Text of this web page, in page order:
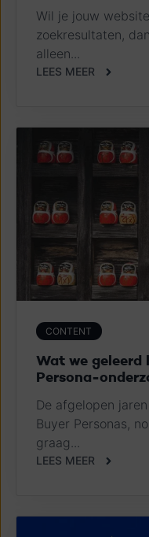
Wil je jouw
zoekresultaten,
alleen...
LEES MEER
CONTENT
Wat we geleerd
Persona-
De afgelopen
Buyer Personas,
graag...
LEES MEER